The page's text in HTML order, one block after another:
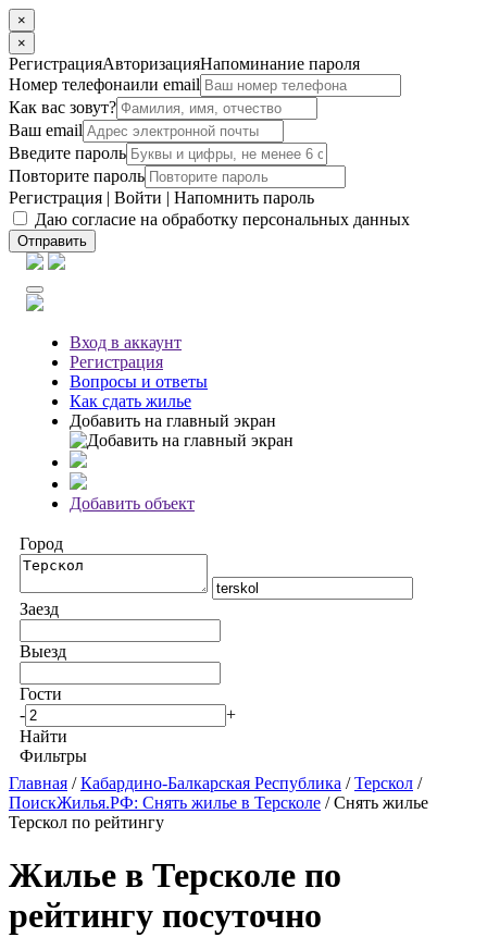
×
×
РегистрацияАвторизацияНапоминание пароля
Номер телефонаили email
Как вас зовут?
Ваш email
Введите пароль
Повторите пароль
Регистрация | Войти | Напомнить пароль
Даю согласие на обработку персональных данных
Отправить
Вход в аккаунт
Регистрация
Вопросы и ответы
Как сдать жилье
Добавить на главный экран
Добавить объект
Город
Заезд
Выезд
Гости
-
+
Найти
Фильтры
Главная /Кабардино-Балкарская Республика /Терскол /
ПоискЖилья.РФ: Снять жилье в Терсколе / Снять жилье
Терскол по рейтингу
Жилье в Терсколе по
рейтингу посуточно